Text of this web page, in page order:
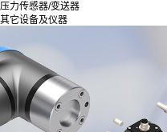
压力传感器/变送器
其它设备及仪器